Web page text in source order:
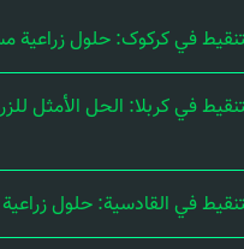
في کرکوک: حلول زراعية
في كربلا: الحل الأمثل
في القادسية: حلول